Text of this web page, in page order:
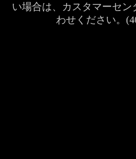
い場合は、カスタマーセン
わせください。